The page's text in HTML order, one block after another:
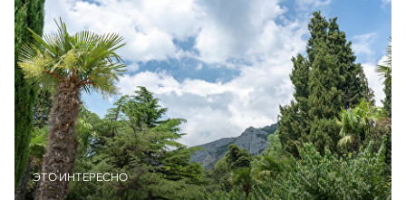
ЭТО ИНТЕРЕСНО